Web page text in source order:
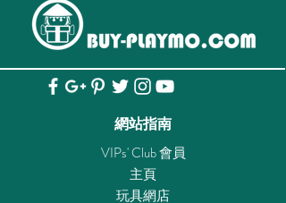
網站指南
VIPs' Club 會員
主頁
玩具網店